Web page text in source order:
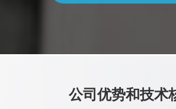
公司优势和技术